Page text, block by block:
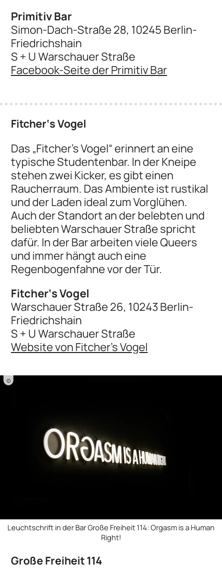
Primitiv Bar
Simon-Dach-Straße 28, 10245 Berlin-
Friedrichshain
S + U Warschauer Straße
Facebook-Seite der Primitiv Bar
Fitcher‘s Vogel
Das „Fitcher’s Vogel“ erinnert an eine
typische Studentenbar. In der Kneipe
stehen zwei Kicker, es gibt einen
Raucherraum. Das Ambiente ist rustikal
und der Laden ideal zum Vorglühen.
Auch der Standort an der belebten und
beliebten Warschauer Straße spricht
dafür. In der Bar arbeiten viele Queers
und immer hängt auch eine
Regenbogenfahne vor der Tür.
Fitcher‘s Vogel
Warschauer Straße 26, 10243 Berlin-
Friedrichshain
S + U Warschauer Straße
Website von Fitcher’s Vogel
©
Leuchtschrift in der Bar Große Freiheit 114: Orgasm is a Human
Right!
Große Freiheit 114